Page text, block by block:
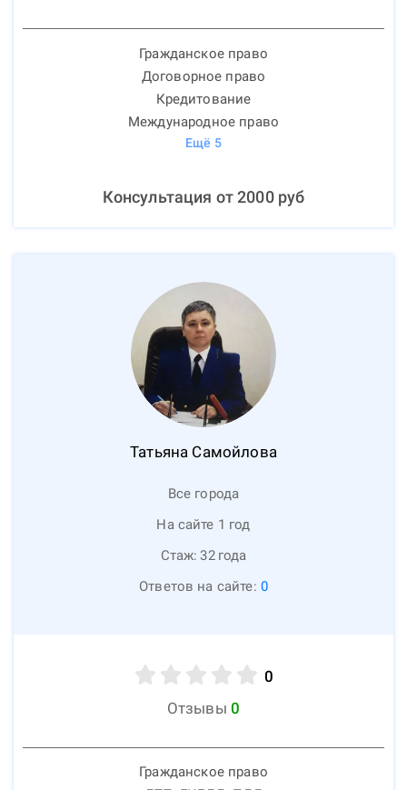
Гражданское право
Договорное право
Кредитование
Международное право
Ещё 5
Консультация от2000руб
Татьяна Самойлова
Все города
На сайте 1 год
Стаж: 32 года
Ответов на сайте: 0
0
Отзывы 0
Гражданское право